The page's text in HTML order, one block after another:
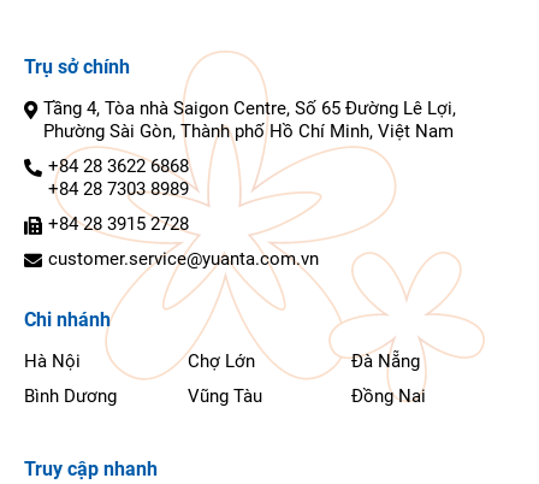
Trụ sở chính
Tầng 4, Tòa nhà Saigon Centre, Số 65 Đường Lê Lợi,
Phường Sài Gòn, Thành phố Hồ Chí Minh, Việt Nam
+84 28 3622 6868
+84 28 7303 8989
+84 28 3915 2728
customer.service@yuanta.com.vn
Chi nhánh
Hà Nội Chợ Lớn
Đà Nẵng
Bình Dương
Vũng Tàu Đồng Nai
Truy cập nhanh